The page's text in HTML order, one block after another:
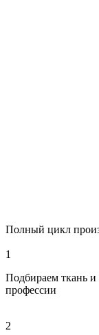
Полный цикл
1
Подбираем ткань и
профессии
2